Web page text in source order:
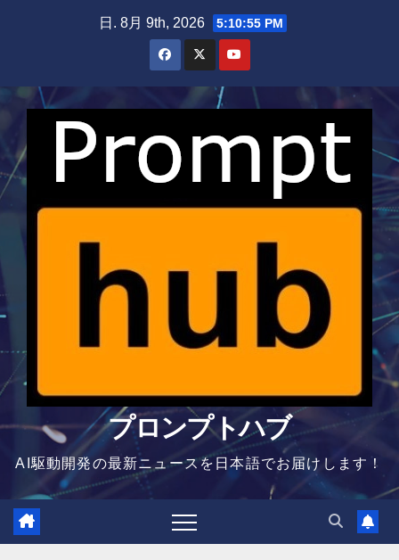
日. 8月 9th, 2026 5:10:55 PM
プロンプトハブ
AI駆動開発の最新ニュースを日本語でお届けします！